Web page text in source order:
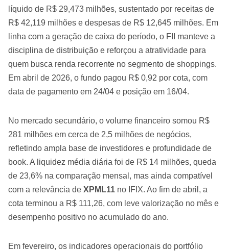
líquido de R$ 29,473 milhões, sustentado por receitas de
R$ 42,119 milhões e despesas de R$ 12,645 milhões. Em
linha com a geração de caixa do período, o FII manteve a
disciplina de distribuição e reforçou a atratividade para
quem busca renda recorrente no segmento de shoppings.
Em abril de 2026, o fundo pagou R$ 0,92 por cota, com
data de pagamento em 24/04 e posição em 16/04.
No mercado secundário, o volume financeiro somou R$
281 milhões em cerca de 2,5 milhões de negócios,
refletindo ampla base de investidores e profundidade de
book. A liquidez média diária foi de R$ 14 milhões, queda
de 23,6% na comparação mensal, mas ainda compatível
com a relevância de XPML11 no IFIX. Ao fim de abril, a
cota terminou a R$ 111,26, com leve valorização no mês e
desempenho positivo no acumulado do ano.
Em fevereiro, os indicadores operacionais do portfólio